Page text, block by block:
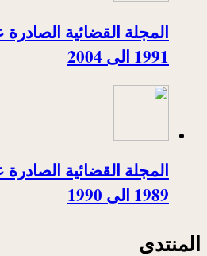
المجلة القضائية
1991 الى 2004
المجلة القضائية
1989 الى 1990
المنتدى